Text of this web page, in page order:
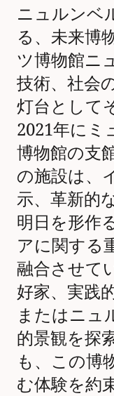
ニュルンベ
る、未来博
ツ博物館ニ
技術、社会
灯台として
2021年にミ
博物館の支
の施設は、
示、革新的
明日を形作
アに関する
融合させて
好家、実践
またはニュ
的景観を探
も、この博
む体験を約